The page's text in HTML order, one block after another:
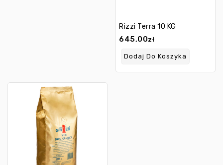
Rizzi Terra 10 KG
645,00zł
Dodaj Do Koszyka